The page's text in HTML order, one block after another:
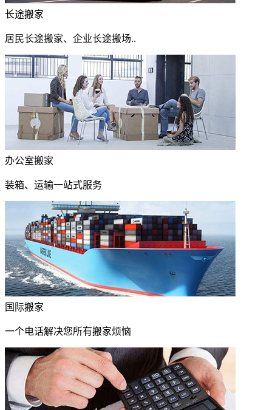
长途搬家
居民长途搬家、企业长途搬场..
办公室搬家
装箱、运输一站式服务
国际搬家
一个电话解决您所有搬家烦恼